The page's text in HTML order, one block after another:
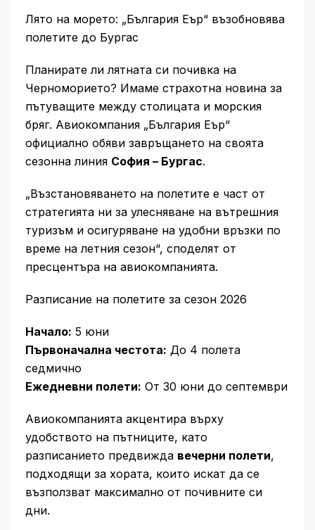
Лято на морето: „България Еър“ възобновява
полетите до Бургас
Планирате ли лятната си почивка на
Черноморието? Имаме страхотна новина за
пътуващите между столицата и морския
бряг. Авиокомпания „България Еър“
официално обяви завръщането на своята
сезонна линия София – Бургас.
„Възстановяването на полетите е част от
стратегията ни за улесняване на вътрешния
туризъм и осигуряване на удобни връзки по
време на летния сезон“, споделят от
пресцентъра на авиокомпанията.
Разписание на полетите за сезон 2026
Начало: 5 юни
Първоначална честота: До 4 полета
седмично
Ежедневни полети: От 30 юни до септември
Авиокомпанията акцентира върху
удобството на пътниците, като
разписанието предвижда вечерни полети,
подходящи за хората, които искат да се
възползват максимално от почивните си
дни.